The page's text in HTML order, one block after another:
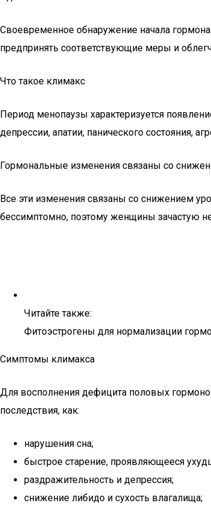
Своевременное обнаружение начала
предпринять соответствующие меры и
Что такое климакс
Период менопаузы характеризуется
депрессии, апатии, панического состояния,
Гормональные изменения связаны со
Все эти изменения связаны со снижением
бессимптомно, поэтому женщины зачастую
Читайте также:
Фитоэстрогены для нормализации
Симптомы климакса
Для восполнения дефицита половых
последствия, как:
нарушения сна;
быстрое старение, проявляющееся
раздражительность и депрессия;
снижение либидо и сухость влагалища;